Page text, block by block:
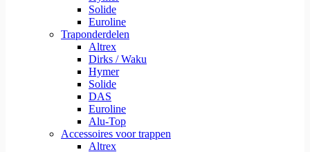
Solide
Euroline
Traponderdelen
Altrex
Dirks / Waku
Hymer
Solide
DAS
Euroline
Alu-Top
Accessoires voor trappen
Altrex